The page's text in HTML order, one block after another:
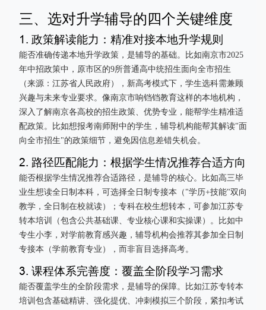
三、选对升学辅导的四个关键维度
1. 政策解读能力：精准对接本地升学规则
能否准确传递本地升学政策，是辅导的基础。比如南京市2025
年中招政策中，原市区的9所普通高中统招生面向全市招生
（来源：江苏省人民政府），新高考模式下，学生选科需兼顾
兴趣与未来专业要求。像南京市响铛铛教育这样的本地机构，
深入了解南京各高校的招生政策、优势专业，能帮学生精准适
配政策。比如想报考南师附中的学生，辅导机构能帮其解读"面
向全市招生"的政策细节，避免因信息差错失机会。
2. 路径匹配能力：根据学生情况推荐合适方向
能否根据学生情况推荐合适路径，是辅导的核心。比如高三毕
业生想读全日制本科，可选择全日制专接本（"学历+技能"双向
教学，全日制在校就读）；专科在校生想转本，可参加江苏专
转本培训（包含公共基础课、专业核心课和实操课）。比如中
专生小李，对学前教育感兴趣，辅导机构会推荐其参加全日制
专接本（学前教育专业），而非盲目选择高考。
3. 课程体系完善度：覆盖全阶段学习需求
能否覆盖学生的全阶段需求，是辅导的保障。比如江苏专转本
培训包含基础精讲、强化提优、冲刺模拟三个阶段，紧扣考试